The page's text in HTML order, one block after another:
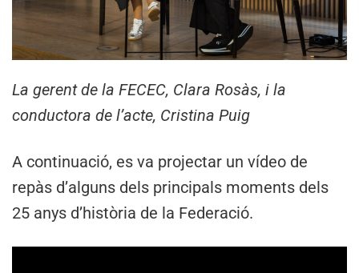
La gerent de la FECEC, Clara Rosàs, i la
conductora de l’acte, Cristina Puig
A continuació, es va projectar un vídeo de
repàs d’alguns dels principals moments dels
25 anys d’història de la Federació.